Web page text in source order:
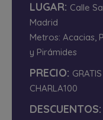
LUGAR: Calle
Madrid
Metros: Acacias,
y Pirámides
PRECIO:
CHARLA100
DESCUENTOS: